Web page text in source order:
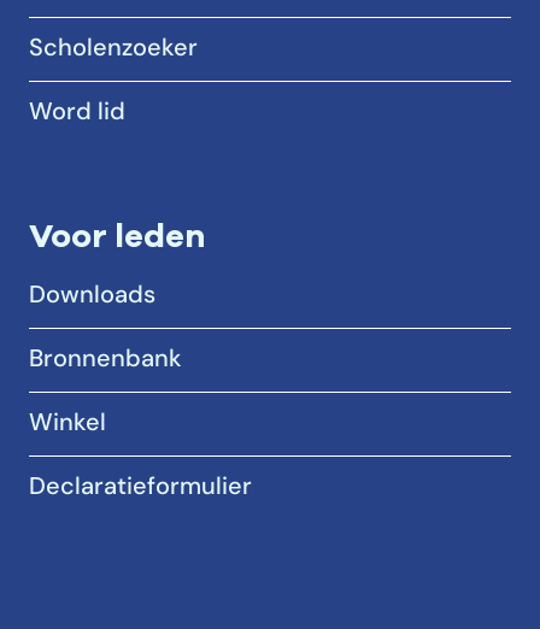
Scholenzoeker
Word lid
Voor leden
Downloads
Bronnenbank
Winkel
Declaratieformulier